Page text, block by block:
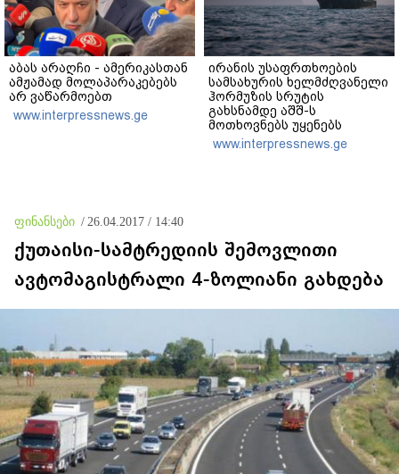
აბას არაღჩი - ამერიკასთან
ამჟამად მოლაპარაკებებს
არ ვაწარმოებთ
www.interpressnews.ge
ირანის უსაფრთხოების
სამსახურის ხელმძღვანელი
ჰორმუზის სრუტის
გახსნამდე აშშ-ს
მოთხოვნებს უყენებს
www.interpressnews.ge
ფინანსები / 26.04.2017 / 14:40
ქუთაისი-სამტრედიის შემოვლითი
ავტომაგისტრალი 4-ზოლიანი გახდება